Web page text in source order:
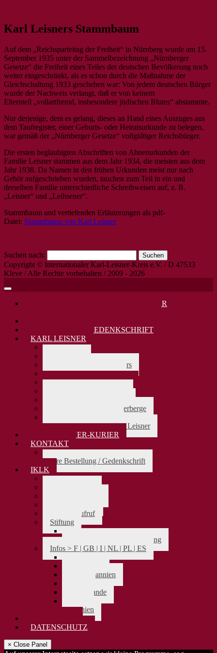
IKLK – Internationaler Karl-
Seligen Karl Leisner
Karl Leisners Stammbaum
Auf dem „Reichsparteitag der Freiheit“ in Nürnberg wurde am 15.
September 1935 unter der Sammelbezeichnung „Nürnberger
Gesetze“ die Freiheit eines Teiles der deutschen Bevölkerung noch
weiter eingeschränkt, als es schon durch die Maßnahme der
Gleichschaltung 1933 geschehen war: Von jedem deutschen Bürger
wurde der Nachweis verlangt, daß er von keinem
Elternteil „vollartfremd, insbesondere jüdischen Blutes“ abstammte.
Nur derjenige, dem es gelang, dieses an Hand eines Auszuges aus
dem Taufregister, einer Geburts- oder Heiratsurkunde zu belegen,
war gemäß der „Nürnberger Gesetze“ vollgültiger Reichsbürger.
Die ersten beglaubigten Abschriften von Ahnenurkunden der
Familie Leisner stammen aus dem Jahr 1934, die meisten aus dem
Jahr 1938. Da Namen in den frühen Urkunden meist nur nach
Gehör aufgeschrieben wurden, tauchen zum Teil in ein und
derselben Familie unterschiedliche Schreibweisen auf, z. B.
„Leisner“ und „Leihsener“.
Stammbaum und vertiefenden Erläuterungen als pdf-
Datei: Stammbaum von Karl Leisner
Suchen nach:
Copyright © Internationaler Karl-Leisner-Kreis e.V. / D 47533
Kleve / Alle Rechte vorbehalten / 2009 - 2026
DANKAMT JUNI 2026: KARL LEISNER
KARL LEISNER GEDENKSCHRIFT
KARL LEISNER
> zurück
Lebensdaten Karl Leisners
Karl Leisners Firmung
Karl Leisners Stammbaum
Karl Leisner u.d Pilgerherberge
Die Bedeutung von Karl Leisner
KARL-LEISNER-KURIER
KONTAKT
> zurück
Ihre Bestellung / Gedenkschrift
IKLK
> zurück
Spendenaufruf
Stiftung
> zurück
Satzung Karl-Leisner-Stiftung
Infos > F | GB | I | NL | PL | ES
Großbritannien
Niederlande
Spanien
DATENSCHUTZ
× Close Panel